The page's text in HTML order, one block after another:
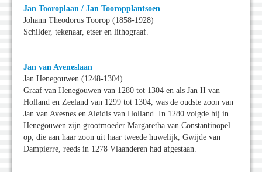
Jan Tooroplaan / Jan Tooropplantsoen
Johann Theodorus Toorop (1858-1928)
Schilder, tekenaar, etser en lithograaf.
Jan van Aveneslaan
Jan Henegouwen (1248-1304)
Graaf van Henegouwen van 1280 tot 1304 en als Jan II van
Holland en Zeeland van 1299 tot 1304, was de oudste zoon van
Jan van Avesnes en Aleidis van Holland. In 1280 volgde hij in
Henegouwen zijn grootmoeder Margaretha van Constantinopel
op, die aan haar zoon uit haar tweede huwelijk, Gwijde van
Dampierre, reeds in 1278 Vlaanderen had afgestaan.